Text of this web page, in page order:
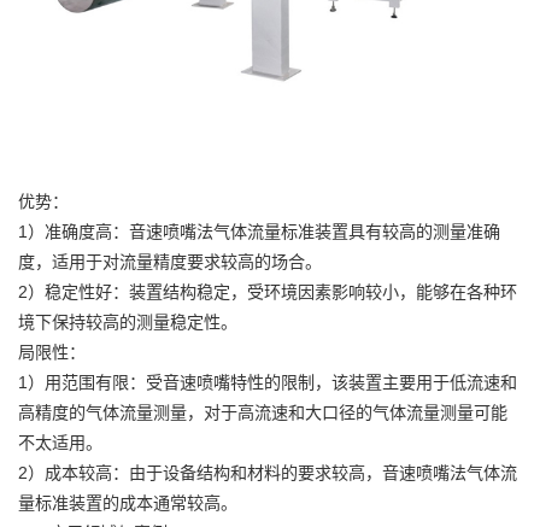
优势：
1）准确度高：音速喷嘴法气体流量标准装置具有较高的测量准确
度，适用于对流量精度要求较高的场合。
2）稳定性好：装置结构稳定，受环境因素影响较小，能够在各种环
境下保持较高的测量稳定性。
局限性：
1）用范围有限：受音速喷嘴特性的限制，该装置主要用于低流速和
高精度的气体流量测量，对于高流速和大口径的气体流量测量可能
不太适用。
2）成本较高：由于设备结构和材料的要求较高，音速喷嘴法气体流
量标准装置的成本通常较高。